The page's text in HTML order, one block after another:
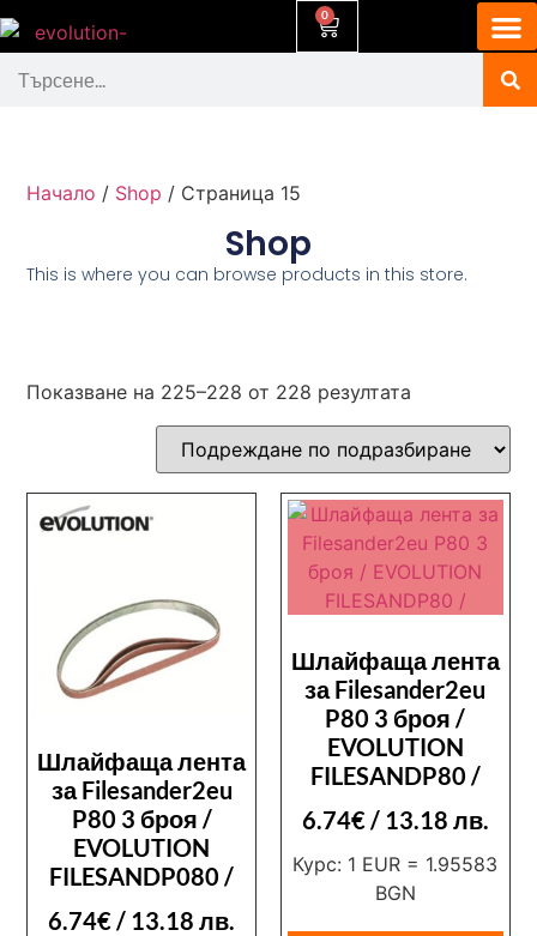
0
Начало / Shop / Страница 15
Shop
This is where you can browse products in this store.
Показване на 225–228 от 228 резултата
Шлайфаща лента
за Filesander2eu
P80 3 броя /
EVOLUTION
FILESANDP080 /
6.74€/ 13.18 лв.
Шлайфаща лента
за Filesander2eu
P80 3 броя /
EVOLUTION
FILESANDP80 /
6.74€/ 13.18 лв.
Курс: 1 EUR = 1.95583
BGN